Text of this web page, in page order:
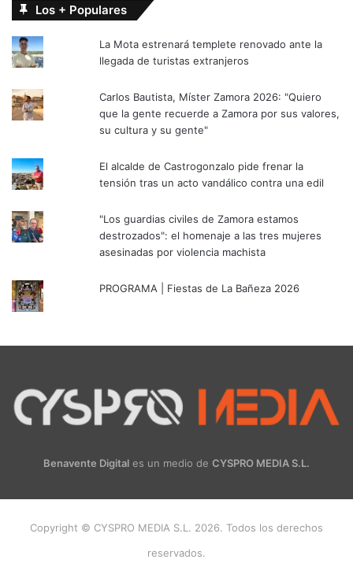
Los + Populares
La Mota estrenará templete renovado ante la
llegada de turistas extranjeros
Carlos Bautista, Míster Zamora 2026: "Quiero
que la gente recuerde a Zamora por sus valores,
su cultura y su gente"
El alcalde de Castrogonzalo pide frenar la
tensión tras un acto vandálico contra una edil
"Los guardias civiles de Zamora estamos
destrozados": el homenaje a las tres mujeres
asesinadas por violencia machista
PROGRAMA | Fiestas de La Bañeza 2026
Benavente Digital es un medio de CYSPRO MEDIA S.L.
Copyright © CYSPRO MEDIA S.L. 2026. Todos los derechos
reservados.